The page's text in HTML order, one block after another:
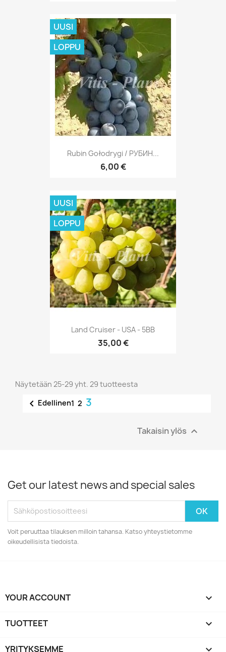
Rubin Gołodrygi / РУБИН...
6,00 €
UUSI
LOPPU
Land Cruiser - USA - 5BB
35,00 €
UUSI
LOPPU
Näytetään 25-29 yht. 29 tuotteesta
 Edellinen1 2 3
Takaisin ylös 
Get our latest news and special sales
Voit peruuttaa tilauksen milloin tahansa. Katso yhteystietomme
oikeudellisista tiedoista.
YOUR ACCOUNT 
TUOTTEET 
YRITYKSEMME 